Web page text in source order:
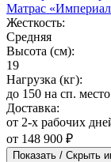
Матрас
Жесткость:
Средняя
Высота (см):
19
Нагрузка (кг):
до 150 на сп. место
Доставка:
от 2-х рабочих
от 148 900 ₽
Показать / Скрыть